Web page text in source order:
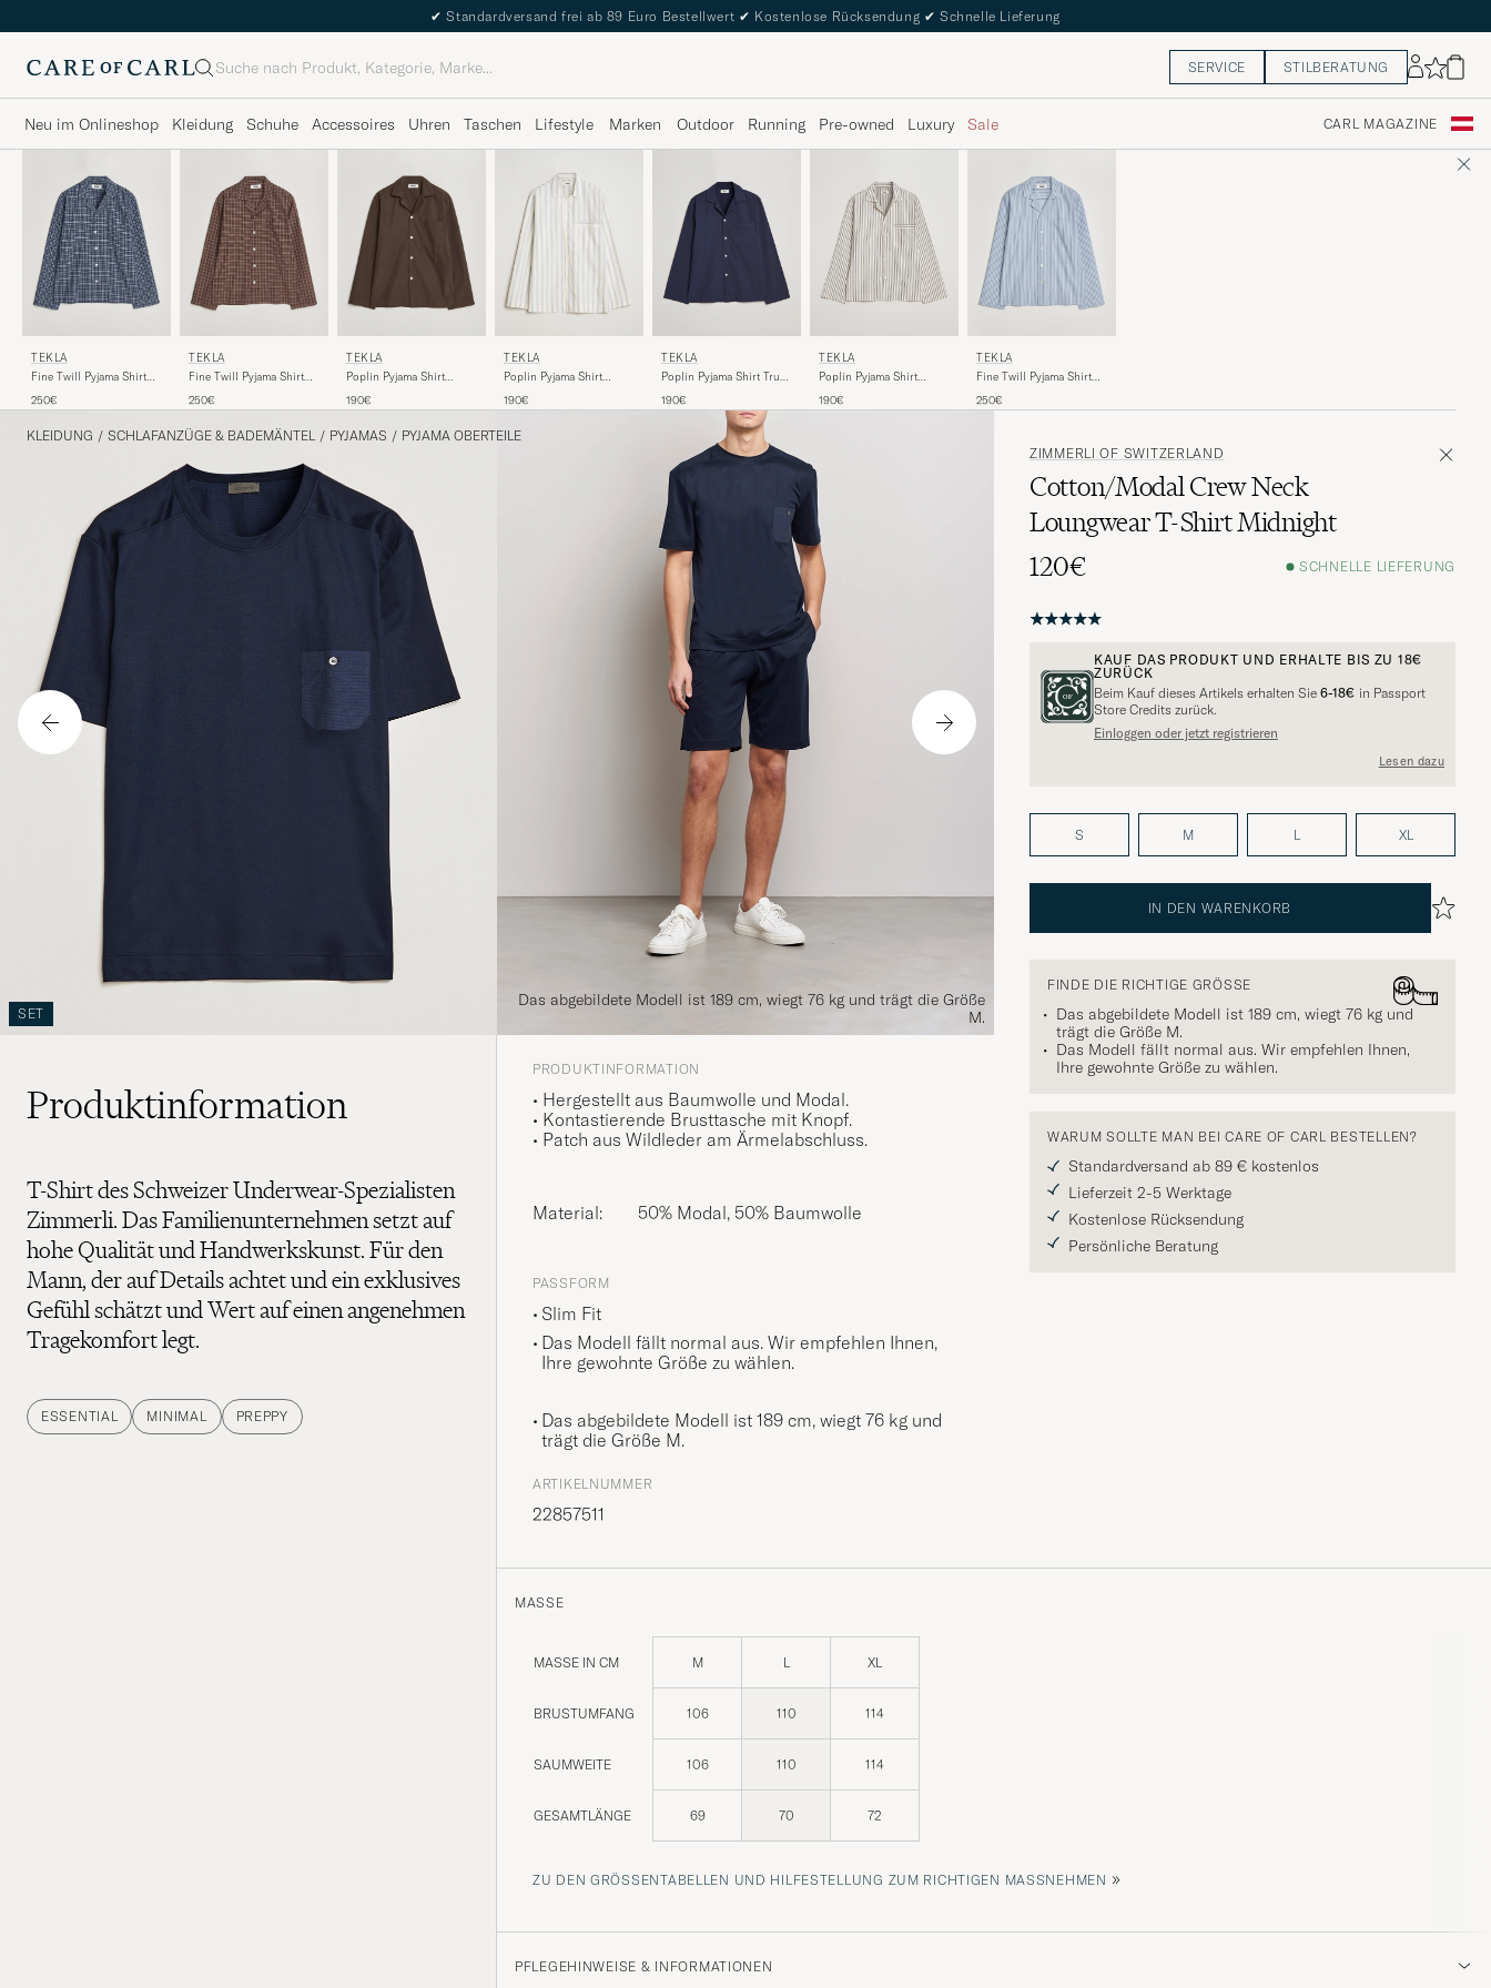
✔ Standardversand frei ab 89 Euro Bestellwert ✔ Kostenlose Rücksendung ✔ Schnelle Lieferung
Suche SERVICE STILBERATUNG
Neu im Onlineshop Kleidung Schuhe Accessoires Uhren Taschen Lifestyle Marken Outdoor Running Pre-owned Luxury Sale CARL MAGAZINE
TEKLA
Fine Twill Pyjama Shirt
250€
TEKLA
Fine Twill Pyjama Shirt
250€
TEKLA
Poplin Pyjama Shirt
190€
TEKLA
Poplin Pyjama Shirt
190€
TEKLA
Poplin Pyjama Shirt True
190€
TEKLA
Poplin Pyjama Shirt
190€
TEKLA
Fine Twill Pyjama Shirt
250€
KLEIDUNG / SCHLAFANZÜGE & BADEMÄNTEL / PYJAMAS / PYJAMA OBERTEILE
SET
Das abgebildete Modell ist 189 cm, wiegt 76 kg und trägt die Größe
M.
ZIMMERLI OF SWITZERLAND
Cotton/Modal Crew Neck
Loungwear T-Shirt Midnight
120€
SCHNELLE LIEFERUNG
KAUF DAS PRODUKT UND ERHALTE BIS ZU 18€
ZURÜCK
Beim Kauf dieses Artikels erhalten Sie 6-18€ in Passport
Store Credits zurück.
Einloggen oder jetzt registrieren
Lesen dazu
S M L XL
IN DEN WARENKORB
FINDE DIE RICHTIGE GRÖSSE
Das abgebildete Modell ist 189 cm, wiegt 76 kg und
trägt die Größe M.
Das Modell fällt normal aus. Wir empfehlen Ihnen,
Ihre gewohnte Größe zu wählen.
WARUM SOLLTE MAN BEI CARE OF CARL BESTELLEN?
Standardversand ab 89 € kostenlos
Lieferzeit 2-5 Werktage
Kostenlose Rücksendung
Persönliche Beratung
Produktinformation
T-Shirt des Schweizer Underwear-Spezialisten
Zimmerli. Das Familienunternehmen setzt auf
hohe Qualität und Handwerkskunst. Für den
Mann, der auf Details achtet und ein exklusives
Gefühl schätzt und Wert auf einen angenehmen
Tragekomfort legt.
ESSENTIAL MINIMAL PREPPY
PRODUKTINFORMATION
• Hergestellt aus Baumwolle und Modal.
• Kontastierende Brusttasche mit Knopf.
• Patch aus Wildleder am Ärmelabschluss.
Material: 50% Modal, 50% Baumwolle
PASSFORM
Slim Fit
Das Modell fällt normal aus. Wir empfehlen Ihnen,
Ihre gewohnte Größe zu wählen.
Das abgebildete Modell ist 189 cm, wiegt 76 kg und
trägt die Größe M.
ARTIKELNUMMER
22857511
MASSE
MASSE IN CM M L XL
BRUSTUMFANG 106 110 114
SAUMWEITE 106 110 114
GESAMTLÄNGE 69 70 72
ZU DEN GRÖSSENTABELLEN UND HILFESTELLUNG ZUM RICHTIGEN MASSNEHMEN »
PFLEGEHINWEISE & INFORMATIONEN